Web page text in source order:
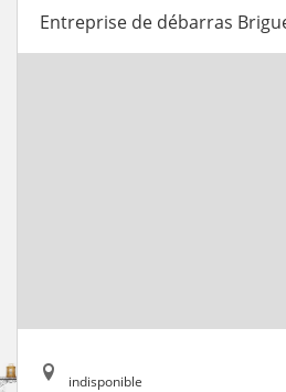
Entreprise de débarras
indisponible